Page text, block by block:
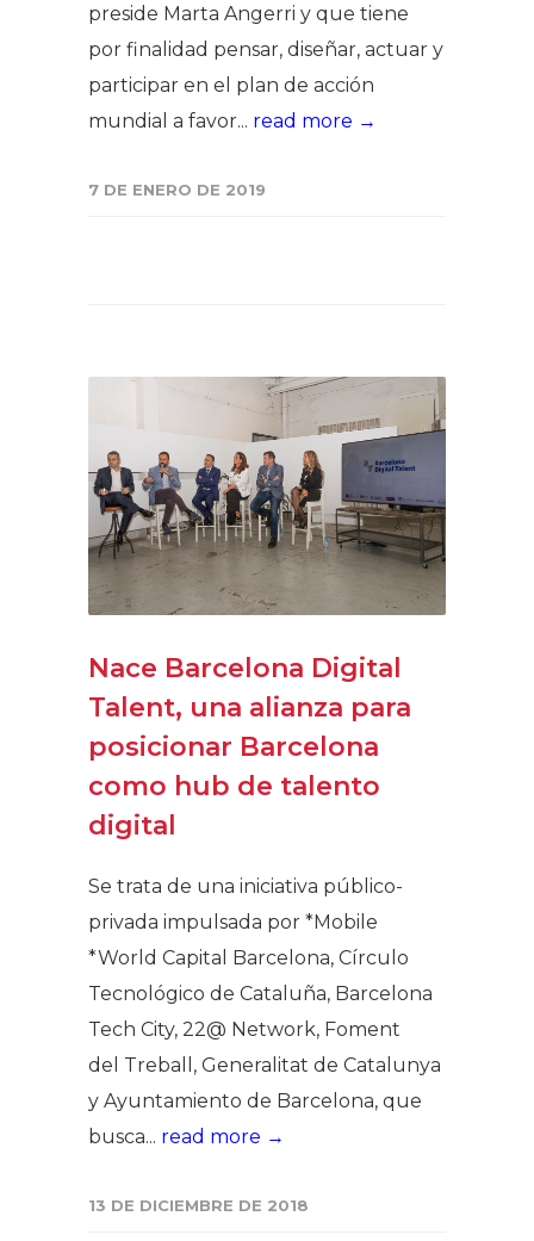
preside Marta Angerri y que tiene
por finalidad pensar, diseñar, actuar y
participar en el plan de acción
mundial a favor... read more →
7 DE ENERO DE 2019
Nace Barcelona Digital
Talent, una alianza para
posicionar Barcelona
como hub de talento
digital
Se trata de una iniciativa público-
privada impulsada por *Mobile
*World Capital Barcelona, Círculo
Tecnológico de Cataluña, Barcelona
Tech City, 22@ Network, Foment
del Treball, Generalitat de Catalunya
y Ayuntamiento de Barcelona, que
busca... read more →
13 DE DICIEMBRE DE 2018